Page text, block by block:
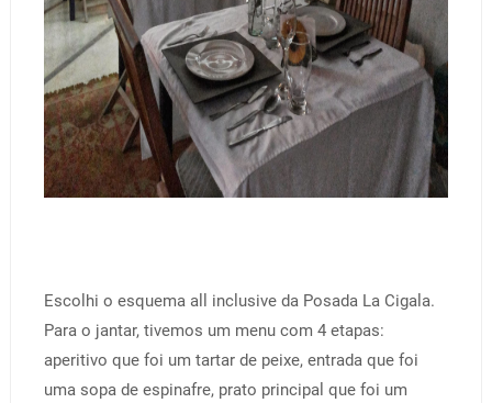
Escolhi o esquema all inclusive da Posada La Cigala.
Para o jantar, tivemos um menu com 4 etapas:
aperitivo que foi um tartar de peixe, entrada que foi
uma sopa de espinafre, prato principal que foi um